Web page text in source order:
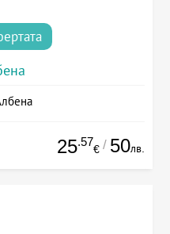
25.57
€ / 50лв.